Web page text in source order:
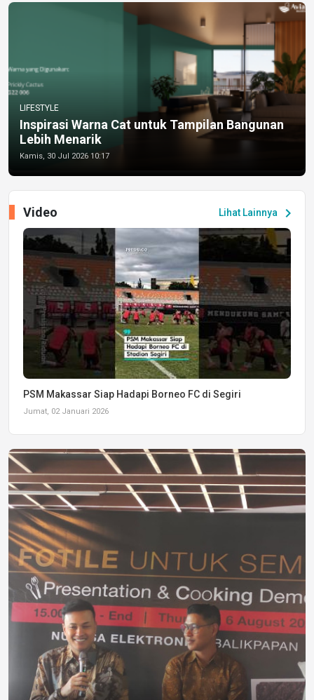
LIFESTYLE
Inspirasi Warna Cat untuk Tampilan Bangunan
Lebih Menarik
Kamis, 30 Jul 2026 10:17
Lihat Lainnya chevron_right
Video
PSM Makassar Siap Hadapi Borneo FC di Segiri
Jumat, 02 Januari 2026